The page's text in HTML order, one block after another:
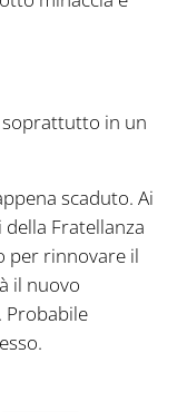
soprattutto in un
scaduto. Ai
Fratellanza
per rinnovare il
il nuovo
Probabile